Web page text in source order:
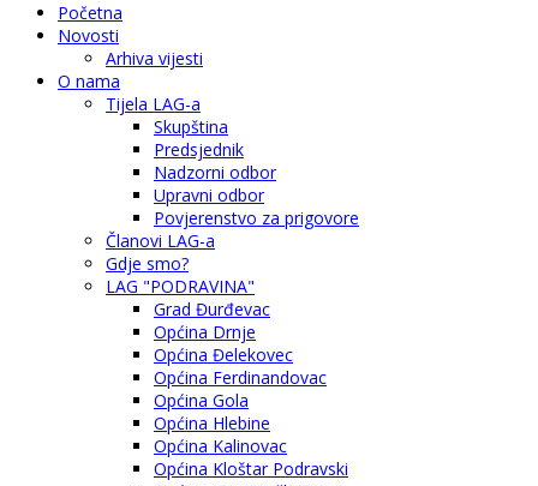
Početna
Novosti
Arhiva vijesti
O nama
Tijela LAG-a
Skupština
Predsjednik
Nadzorni odbor
Upravni odbor
Povjerenstvo za prigovore
Članovi LAG-a
Gdje smo?
LAG "PODRAVINA"
Grad Đurđevac
Općina Drnje
Općina Đelekovec
Općina Ferdinandovac
Općina Gola
Općina Hlebine
Općina Kalinovac
Općina Kloštar Podravski